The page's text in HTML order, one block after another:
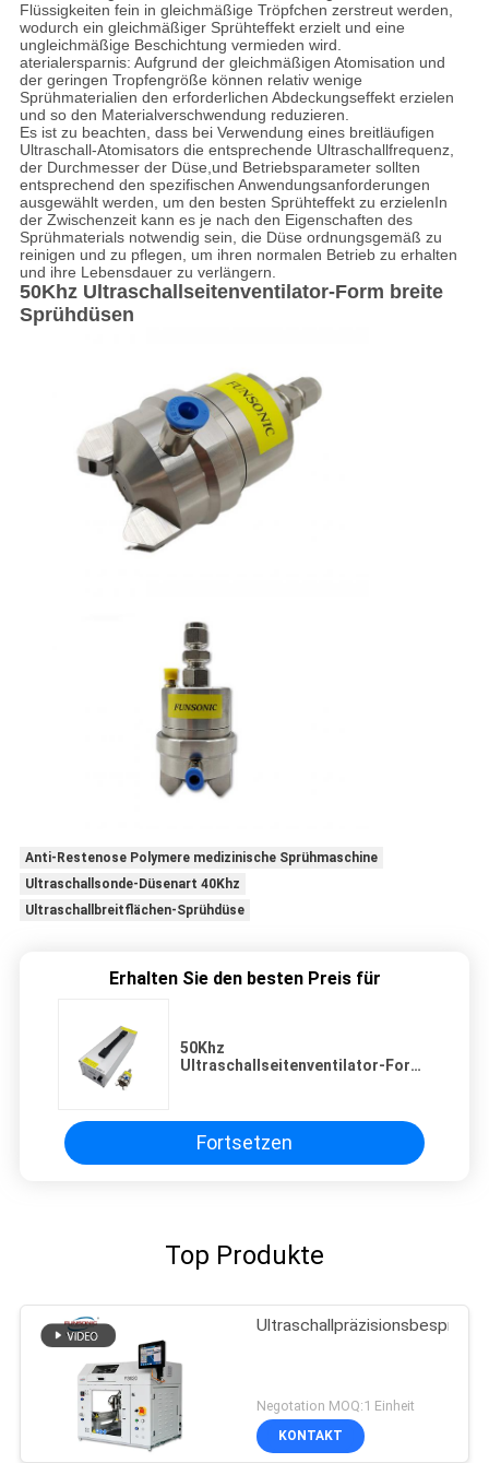
Flüssigkeiten fein in gleichmäßige Tröpfchen zerstreut werden,
wodurch ein gleichmäßiger Sprühteffekt erzielt und eine
ungleichmäßige Beschichtung vermieden wird.
aterialersparnis: Aufgrund der gleichmäßigen Atomisation und
der geringen Tropfengröße können relativ wenige
Sprühmaterialien den erforderlichen Abdeckungseffekt erzielen
und so den Materialverschwendung reduzieren.
Es ist zu beachten, dass bei Verwendung eines breitläufigen
Ultraschall-Atomisators die entsprechende Ultraschallfrequenz,
der Durchmesser der Düse,und Betriebsparameter sollten
entsprechend den spezifischen Anwendungsanforderungen
ausgewählt werden, um den besten Sprühteffekt zu erzielenIn
der Zwischenzeit kann es je nach den Eigenschaften des
Sprühmaterials notwendig sein, die Düse ordnungsgemäß zu
reinigen und zu pflegen, um ihren normalen Betrieb zu erhalten
und ihre Lebensdauer zu verlängern.
50Khz Ultraschallseitenventilator-Form breite
Sprühdüsen
Anti-Restenose Polymere medizinische Sprühmaschine
Ultraschallsonde-Düsenart 40Khz
Ultraschallbreitflächen-Sprühdüse
Erhalten Sie den besten Preis für
50Khz
Ultraschallseitenventilator-Form
Fortsetzen
Top Produkte
Negotation MOQ:1 Einheit
KONTAKT